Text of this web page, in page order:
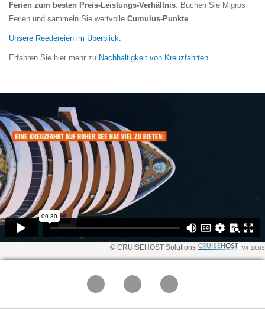
Ferien zum besten Preis-Leistungs-Verhältnis. Buchen Sie Migros
Ferien und sammeln Sie wertvolle Cumulus-Punkte.
Unsere Reedereien im Überblick.
Erfahren Sie hier mehr zu Nachhaltigkeit von Kreuzfahrten.
© CRUISEHOST Solutions V4.1663